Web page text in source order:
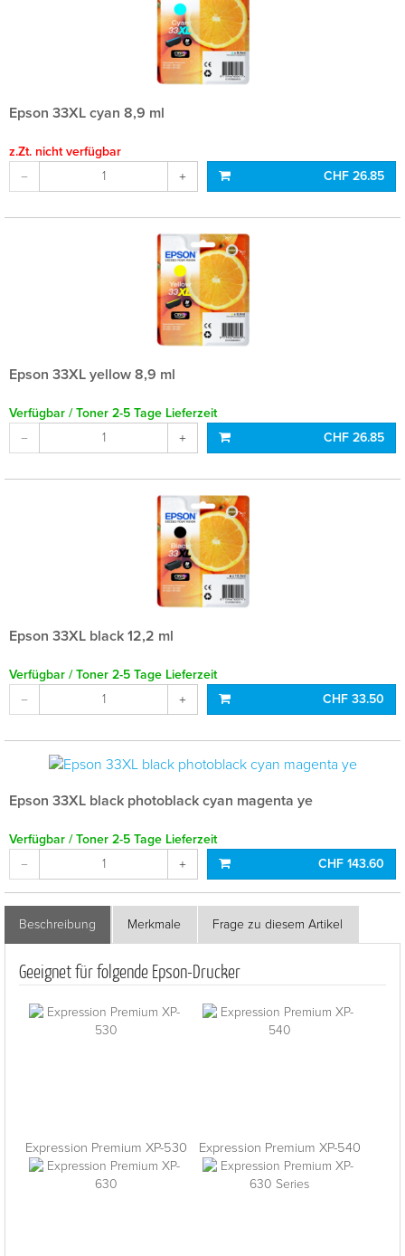
Epson 33XL cyan 8,9 ml
z.Zt. nicht verfügbar
CHF 26.85
Epson 33XL yellow 8,9 ml
Verfügbar / Toner 2-5 Tage Lieferzeit
CHF 26.85
Epson 33XL black 12,2 ml
Verfügbar / Toner 2-5 Tage Lieferzeit
CHF 33.50
Epson 33XL black photoblack cyan magenta ye
Verfügbar / Toner 2-5 Tage Lieferzeit
CHF 143.60
Beschreibung Merkmale Frage zu diesem Artikel
Geeignet für folgende Epson-Drucker
Expression Premium XP-530 Expression Premium XP-540